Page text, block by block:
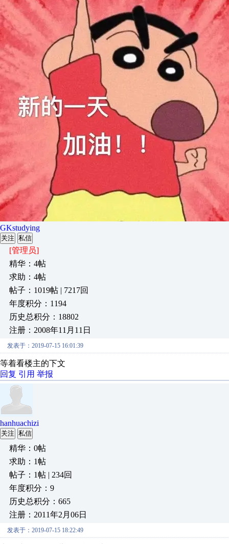
GKstudying
关注 私信
[管理员]
精华：4帖
求助：4帖
帖子：1019帖 | 7217回
年度积分：1194
历史总积分：18802
注册：2008年11月11日
发表于：2019-07-15 16:01:39
等着看楼主的下文
回复 引用 举报
hanhuachizi
关注 私信
精华：0帖
求助：1帖
帖子：1帖 | 234回
年度积分：9
历史总积分：665
注册：2011年2月06日
发表于：2019-07-15 18:22:49